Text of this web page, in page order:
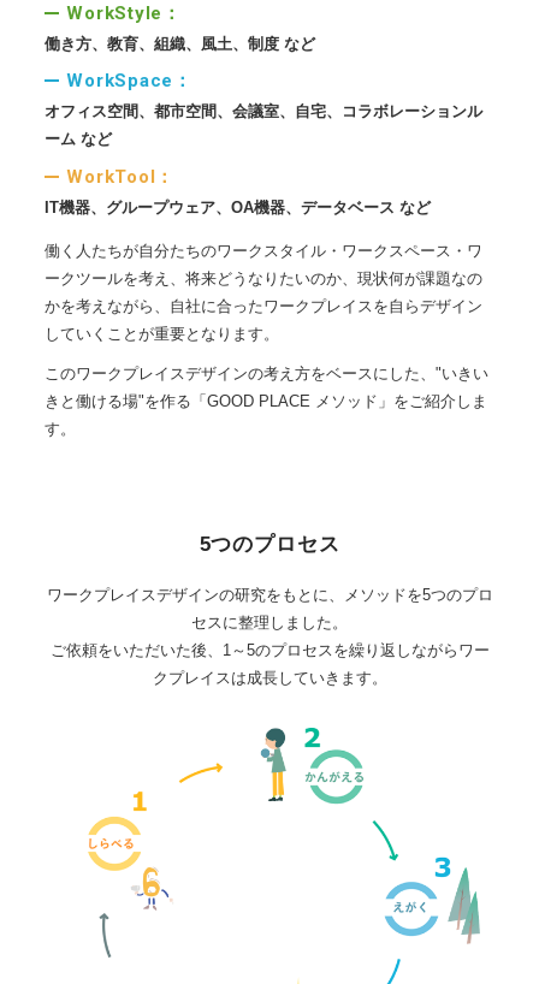
WorkStyle
働き方、教育、組織、風土、制度 など
WorkSpace
オフィス空間、都市空間、会議室、自宅、コラボレーションル
ーム など
WorkTool
IT機器、グループウェア、OA機器、データベース など
働く人たちが自分たちのワークスタイル・ワークスペース・ワ
ークツールを考え、将来どうなりたいのか、現状何が課題なの
かを考えながら、自社に合ったワークプレイスを自らデザイン
していくことが重要となります。
このワークプレイスデザインの考え方をベースにした、"いきい
きと働ける場"を作る「GOOD PLACE メソッド」をご紹介しま
す。
5つのプロセス
ワークプレイスデザインの研究をもとに、メソッドを5つのプロ
セスに整理しました。
ご依頼をいただいた後、1～5のプロセスを繰り返しながらワー
クプレイスは成長していきます。